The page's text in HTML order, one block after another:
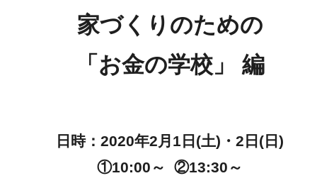
家づくりのための
「お金の学校」 編
日時：2020年2月1日(土)・ 2日(日)
①10:00～ ②13:30～